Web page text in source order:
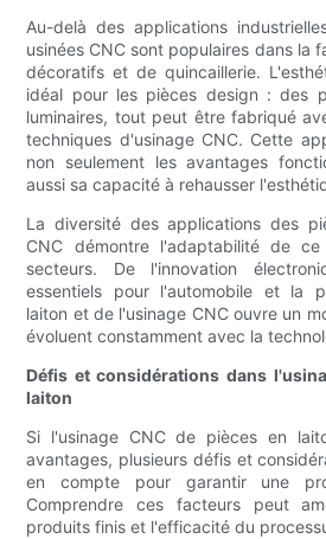
Au-delà des applications
usinées CNC sont populaires dans la
décoratifs et de quincaillerie.
idéal pour les pièces design : des
luminaires, tout peut être fabriqué
techniques d'usinage CNC. Cette
non seulement les avantages
aussi sa capacité à rehausser
La diversité des applications des
CNC démontre l'adaptabilité de
secteurs. De l'innovation
essentiels pour l'automobile et la
laiton et de l'usinage CNC ouvre un
évoluent constamment avec la
Défis et considérations dans
laiton
Si l'usinage CNC de pièces en
avantages, plusieurs défis et
en compte pour garantir une
Comprendre ces facteurs peut
produits finis et l'efficacité du